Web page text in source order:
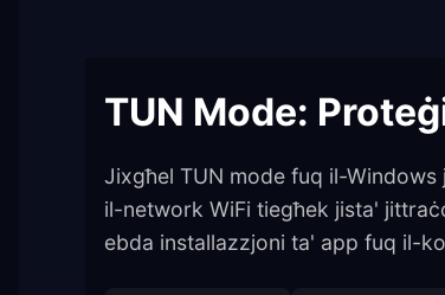
TUN Mode:
Jixgħel TUN mode fuq il-
il-network WiFi tiegħek jista'
ebda installazzjoni ta' app fuq il-